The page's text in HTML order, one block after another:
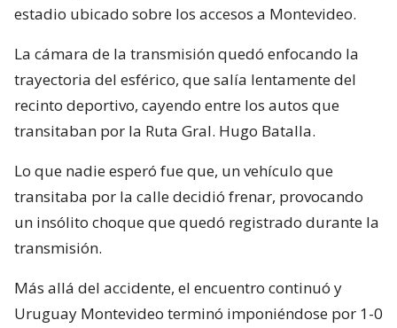
estadio ubicado sobre los accesos a Montevideo.
La cámara de la transmisión quedó enfocando la
trayectoria del esférico, que salía lentamente del
recinto deportivo, cayendo entre los autos que
transitaban por la Ruta Gral. Hugo Batalla.
Lo que nadie esperó fue que, un vehículo que
transitaba por la calle decidió frenar, provocando
un insólito choque que quedó registrado durante la
transmisión.
Más allá del accidente, el encuentro continuó y
Uruguay Montevideo terminó imponiéndose por 1-0